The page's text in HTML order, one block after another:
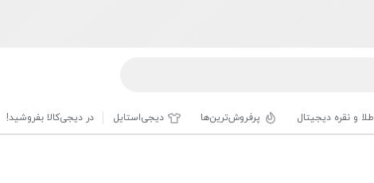
طلا و نقره دیجیتال پرفروش‌ترین‌ها دیجی‌استایل در دیجی‌کالا بفروشید!